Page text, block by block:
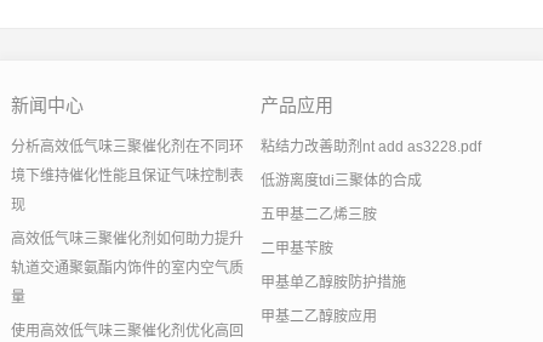
新闻中心
分析高效低气味三聚催化剂在不同环
境下维持催化性能且保证气味控制表
现
高效低气味三聚催化剂如何助力提升
轨道交通聚氨酯内饰件的室内空气质
量
使用高效低气味三聚催化剂优化高回
产品应用
粘结力改善助剂nt add as3228.pdf
低游离度tdi三聚体的合成
五甲基二乙烯三胺
二甲基苄胺
甲基单乙醇胺防护措施
甲基二乙醇胺应用